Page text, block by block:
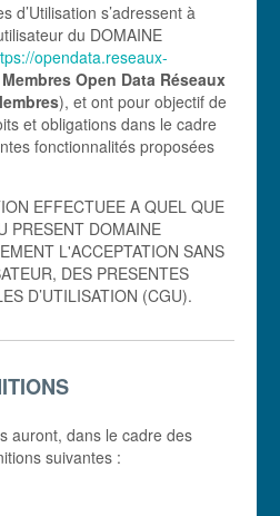
d’Utilisation s’adressent à
du DOMAINE
opendata.reseaux-
Membres Open Data Réseaux
), et ont pour objectif de
et obligations dans le cadre
fonctionnalités proposées
EFFECTUEE A QUEL QUE
PRESENT DOMAINE
L'ACCEPTATION SANS
DES PRESENTES
D’UTILISATION (CGU).
auront, dans le cadre des
suivantes :